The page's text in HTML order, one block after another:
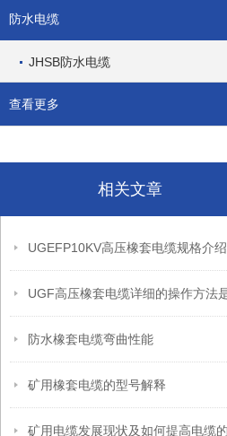
防水电缆
JHSB防水电缆
查看更多
相关文章
UGEFP10KV高压橡套电缆规格介绍
防水橡套电缆弯曲性能
矿用橡套电缆的型号解释